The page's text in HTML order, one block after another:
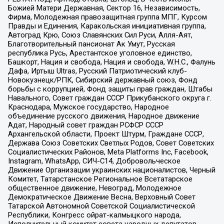
Божией Матери Державная, Сектор 16, Независимость,
Фирма, Молодежная правозащитная группа МПГ, Курсом
Правды и Единения, Каракольская инициативная группа,
Автоград Крю, Союз Славянских Сил Руси, Алля-Аят,
Благотворительный пансионат Ак Умут, Русская
республика Русь, Арестантское уголовное единство,
Башкорт, Нация и свобода, Нация и свобода, W.H.С., Фалунь
Дафа, Иртыш Ultras, Русский Патриотический клуб-
Новокузнецк/РПК, Сибирский державный союз, Фонд
борьбы с коррупцией, Фонд защиты прав граждан, Штабы
Навального, Совет граждан СССР Прикубанского округа г.
Краснодара, Мужское государство, Народное
объединение русского движения, Народное движение
Адат, Народный совет граждан РСФСР СССР
Архангельской области, Проект Штурм, Граждане СССР,
Держава Союз Советских Светлых Родов, Совет Советских
Социалистических Районов, Meta Platforms Inc, Facebook,
Instagram, WhatsApp, СИЧ-С14, Добровольческое
Движение Организации украинских националистов, Черный
Комитет, Татарстанское Региональное Всетатарское
общественное движение, Невоград, Молодежное
Демократическое Движение Весна, Верховный Совет
Татарской Автономной Советской Социалистической
Республики, Конгресс ойрат-калмыцкого народа,